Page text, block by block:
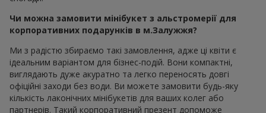
Чи можна замовити мінібукет з альстромерії для
корпоративних подарунків в м.Залужжя?
Ми з радістю збираємо такі замовлення, адже ці квіти є
ідеальним варіантом для бізнес-подій. Вони компактні,
виглядають дуже акуратно та легко переносять довгі
офіційні заходи без води. Ви можете замовити будь-яку
кількість лаконічних мінібукетів для ваших колег або
партнерів. Такий корпоративний презент допоможе